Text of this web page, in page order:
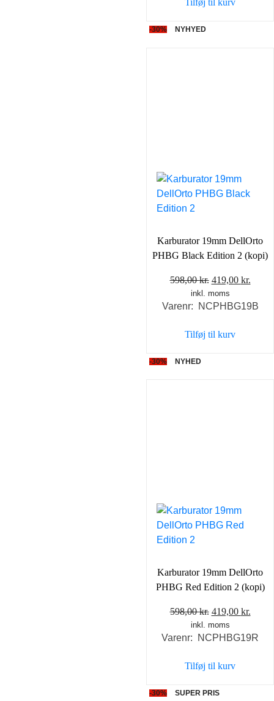
498,00 kr..
Tilføj til kurv
-30% NYHYED
Karburator 19mm DellOrto
PHBG Black Edition 2 (kopi)
598,00kr. Den
oprindelige
pris
598,00 kr..
419,00 kr.
pris
inkl. moms
Varenr: NCPHBG19B
Tilføj til kurv
-30% NYHED
Karburator 19mm DellOrto
PHBG Red Edition 2 (kopi)
598,00kr. Den
oprindelige
pris
598,00 kr..
419,00 kr.
pris
inkl. moms
Varenr: NCPHBG19R
Tilføj til kurv
-30% SUPER PRIS